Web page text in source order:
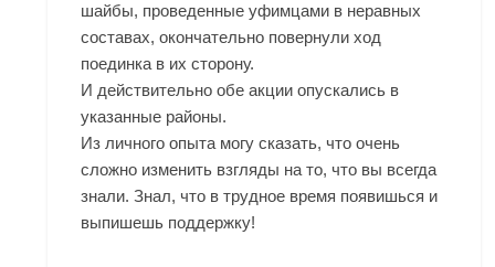
шайбы, проведенные уфимцами в неравных
составах, окончательно повернули ход
поединка в их сторону.
И действительно обе акции опускались в
указанные районы.
Из личного опыта могу сказать, что очень
сложно изменить взгляды на то, что вы всегда
знали. Знал, что в трудное время появишься и
выпишешь поддержку!